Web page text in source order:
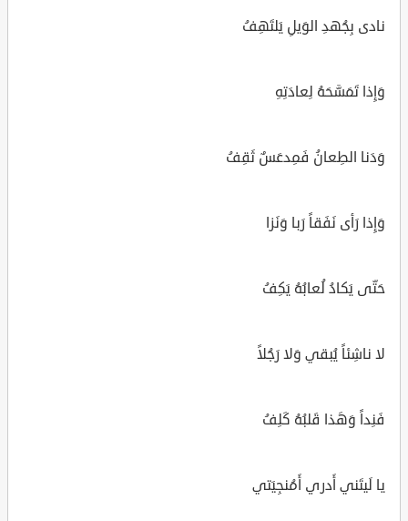
نادى بِجُهدِ الوَيلِ يَلتَهِفُ
وَإِذا تَمَسَّحَهُ لِعادَتِهِ
وَدَنا الطِعانُ فَمِدعَسٌ ثَقِفُ
وَإِذا رَأى نَفَقاً رَبا وَنَزا
حَتّى يَكادُ لُعابُهُ يَكِفُ
لا ناشِئاً يُبقي وَلا رَجُلاً
فَنِداً وَهَذا قَلبُهُ كَلِفُ
يا لَيتَني أَدري أَمُنجِيَتي